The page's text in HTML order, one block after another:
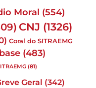
Moral (554)
CNJ (1326)
Coral do SITRAEMG
(483)
(81)
Geral (342)